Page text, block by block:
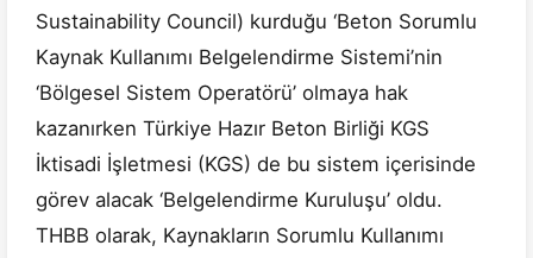
Sustainability Council) kurduğu ‘Beton Sorumlu
Kaynak Kullanımı Belgelendirme Sistemi’nin
‘Bölgesel Sistem Operatörü’ olmaya hak
kazanırken Türkiye Hazır Beton Birliği KGS
İktisadi İşletmesi (KGS) de bu sistem içerisinde
görev alacak ‘Belgelendirme Kuruluşu’ oldu.
THBB olarak, Kaynakların Sorumlu Kullanımı